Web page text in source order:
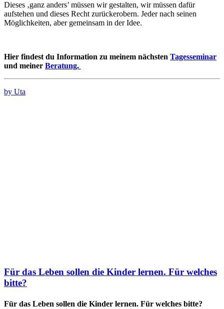
Dieses ‚ganz anders’ müssen wir gestalten, wir müssen dafür
aufstehen und dieses Recht zurückerobern. Jeder nach seinen
Möglichkeiten, aber gemeinsam in der Idee.
Hier findest du Information zu meinem nächsten Tagesseminar
und meiner Beratung.
by Uta
Für das Leben sollen die Kinder lernen. Für welches
bitte?
Für das Leben sollen die Kinder lernen. Für welches bitte?